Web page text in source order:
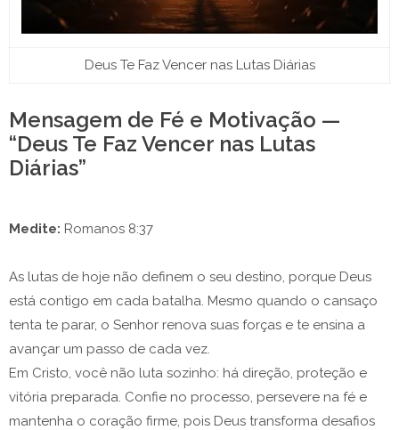
Deus Te Faz Vencer nas Lutas Diárias
Mensagem de Fé e Motivação —
“Deus Te Faz Vencer nas Lutas
Diárias”
Medite: Romanos 8:37
As lutas de hoje não definem o seu destino, porque Deus
está contigo em cada batalha. Mesmo quando o cansaço
tenta te parar, o Senhor renova suas forças e te ensina a
avançar um passo de cada vez.
Em Cristo, você não luta sozinho: há direção, proteção e
vitória preparada. Confie no processo, persevere na fé e
mantenha o coração firme, pois Deus transforma desafios